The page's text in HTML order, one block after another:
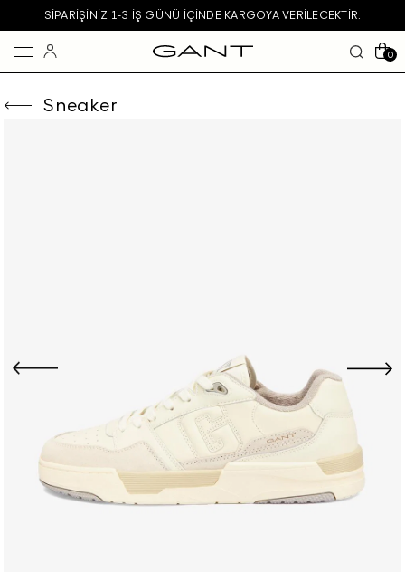
SIPARIŞINIZ 1-3 IŞ GÜNÜ IÇINDE KARGOYA VERILECEKTIR.
0
Sneaker